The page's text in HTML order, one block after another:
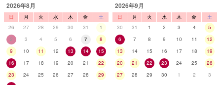
2026年8月
日 月 火 水 木 金
土
26
27 28 29 30 31
1
2
3 4 5 6 7
8
9
10 11 12 13 14
15
16
17 18 19 20 21
22
23
24 25 26 27 28
29
2026年9月
日 月 火 水 木 金
土
30
31 1 2 3 4
5
6
7 8 9 10 11
12
13
14 15 16 17 18
19
20
21 22 23 24 25
26
27
28 29 30 1 2 3